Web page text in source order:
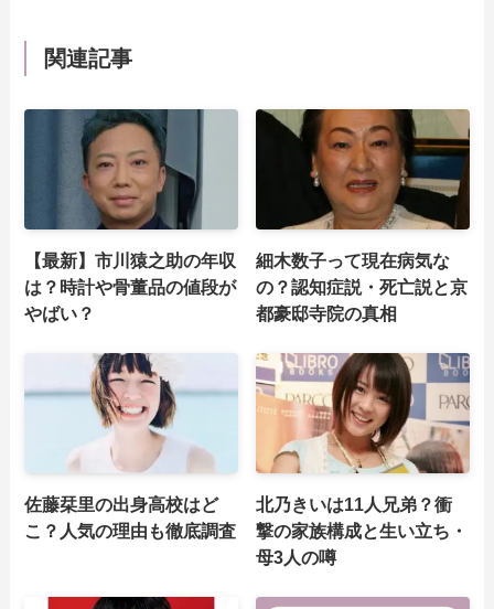
関連記事
【最新】市川猿之助の年収
は？時計や骨董品の値段が
やばい？
細木数子って現在病気な
の？認知症説・死亡説と京
都豪邸寺院の真相
佐藤栞里の出身高校はど
こ？人気の理由も徹底調査
北乃きいは11人兄弟？衝
撃の家族構成と生い立ち・
母3人の噂